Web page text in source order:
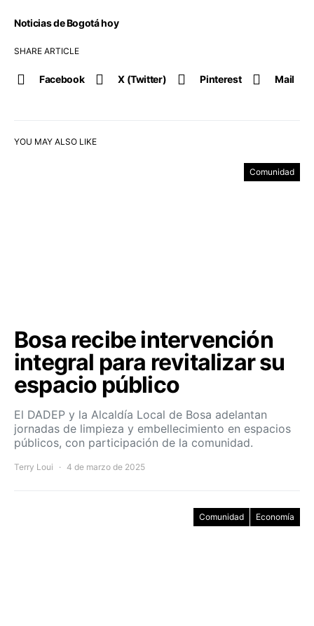
Noticias de Bogotá hoy
SHARE ARTICLE
Facebook X (Twitter) Pinterest Mail
YOU MAY ALSO LIKE
Comunidad
Bosa recibe intervención
integral para revitalizar su
espacio público
El DADEP y la Alcaldía Local de Bosa adelantan
jornadas de limpieza y embellecimiento en espacios
públicos, con participación de la comunidad.
Terry Loui 4 de marzo de 2025
Comunidad Economía